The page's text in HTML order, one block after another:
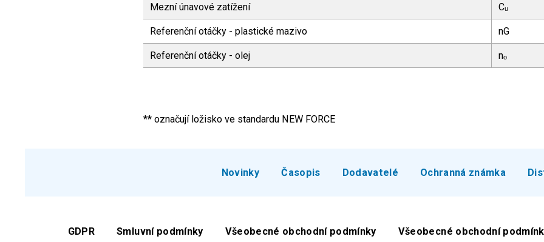
Mezní únavové zatížení Cᵤ
Referenční otáčky - plastické mazivo nG
Referenční otáčky - olej nₒ
** označují ložisko ve standardu NEW FORCE
Novinky Časopis Dodavatelé Ochranná známka
GDPR Smluvní podmínky Všeobecné obchodní podmínky Všeobecné obchodní